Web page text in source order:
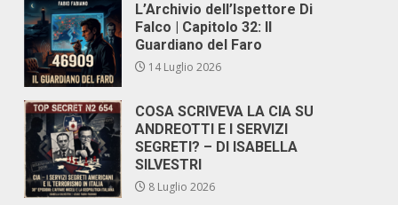
L’Archivio dell’Ispettore Di
Falco | Capitolo 32: Il
Guardiano del Faro
14 Luglio 2026
COSA SCRIVEVA LA CIA SU
ANDREOTTI E I SERVIZI
SEGRETI? – DI ISABELLA
SILVESTRI
8 Luglio 2026